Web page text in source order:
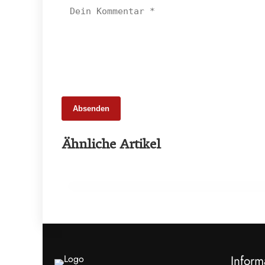
Absenden
Ähnliche Artikel
Weniger Tiere, mehr Schlachtungen: